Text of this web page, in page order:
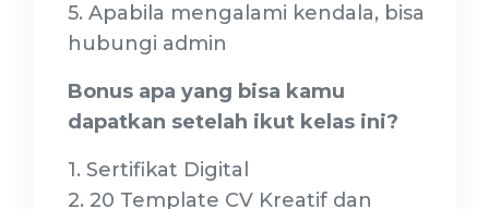
5. Apabila mengalami kendala, bisa
hubungi admin
Bonus apa yang bisa kamu
dapatkan setelah ikut kelas ini?
1. Sertifikat Digital
2. 20 Template CV Kreatif dan